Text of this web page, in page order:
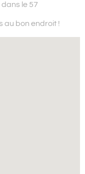
, dans le 57
au bon endroit !